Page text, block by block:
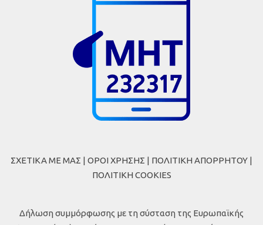
ΣΧΕΤΙΚΑ ΜΕ ΜΑΣ | ΟΡΟΙ ΧΡΗΣΗΣ | ΠΟΛΙΤΙΚΗ ΑΠΟΡΡΗΤΟΥ |
ΠΟΛΙΤΙΚΗ COOKIES
Δήλωση συμμόρφωσης με τη σύσταση της Ευρωπαϊκής